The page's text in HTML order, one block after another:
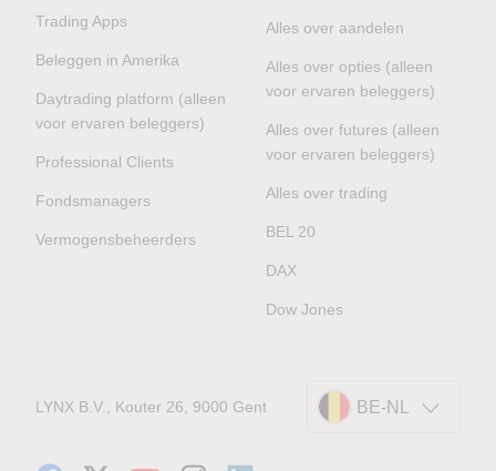
Trading Apps
Beleggen in Amerika
Daytrading platform (alleen
voor ervaren beleggers)
Professional Clients
Fondsmanagers
Vermogensbeheerders
Alles over aandelen
Alles over opties (alleen
voor ervaren beleggers)
Alles over futures (alleen
voor ervaren beleggers)
Alles over trading
BEL 20
DAX
Dow Jones
LYNX B.V., Kouter 26, 9000 Gent BE-NL